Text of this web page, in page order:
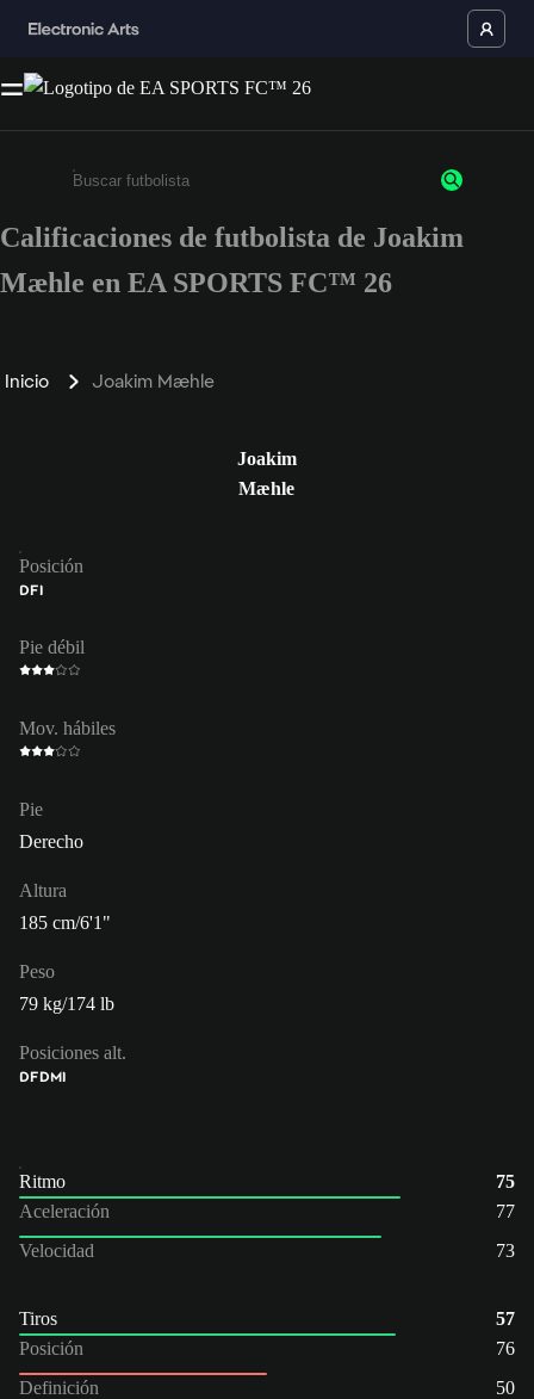
Ingresa un mínimo de 3 caracteres o números
Calificaciones de futbolista de Joakim
Mæhle en EA SPORTS FC™ 26
Inicio Joakim Mæhle
Joakim
Mæhle
Posición
DFI
Pie débil
Mov. hábiles
Pie
Derecho
Altura
185 cm/6'1"
Peso
79 kg/174 lb
Posiciones alt.
DFDMI
Ritmo
75
Aceleración
77
Velocidad
73
Tiros
57
Posición
76
Definición
50